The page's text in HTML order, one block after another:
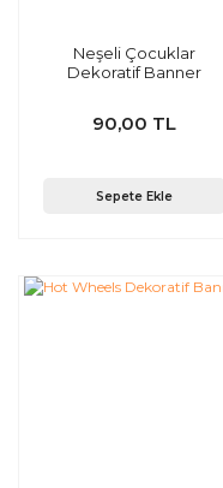
Neşeli Çocuklar
Dekoratif Banner
90,00 TL
Sepete Ekle